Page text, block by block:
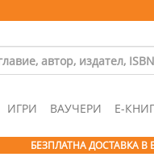
ИГРИ ВАУЧЕРИ Е-
БЕЗПЛАТНА ДОСТАВКА В